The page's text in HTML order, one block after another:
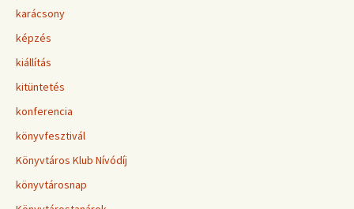
karácsony
képzés
kiállítás
kitüntetés
konferencia
könyvfesztivál
Könyvtáros Klub Nívódíj
könyvtárosnap